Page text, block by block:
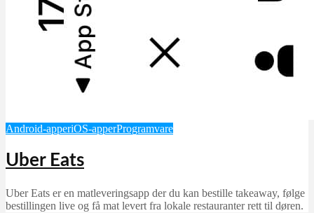
Android-apperiOS-apperProgramvare
Uber Eats
Uber Eats er en matleveringsapp der du kan bestille takeaway, følge
bestillingen live og få mat levert fra lokale restauranter rett til døren.